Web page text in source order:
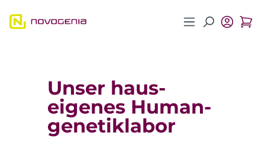
Zum Hauptinhalt springen
Unser haus­
eigenes Human­
genetik­labor